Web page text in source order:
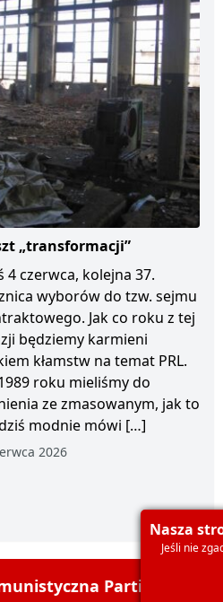
„transformacji”
4 czerwca, kolejna 37.
wyborów do tzw. sejmu
Jak co roku z tej
będziemy karmieni
kłamstw na temat PRL.
roku mieliśmy do
ze zmasowanym, jak to
modnie mówi […]
2026
Partia Polski
Nasza
Jeśli nie